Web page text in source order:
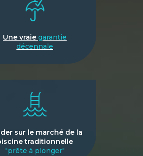
Une vraie garantie
décennale
sur le marché de la
traditionnelle
"prête à plonger"